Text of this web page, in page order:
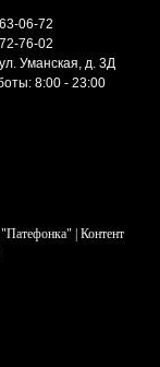
06-72
76-02
Уманская, д. 3Д
8:00 - 23:00
| Контент